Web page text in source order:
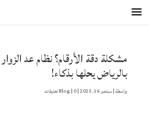
مشكلة دقة الأرقام؟ نظام عد
بالرياض يحلها بذكاء!
بواسطة|سبتمبر 16, 2025 |
Blog|0 تعليقات